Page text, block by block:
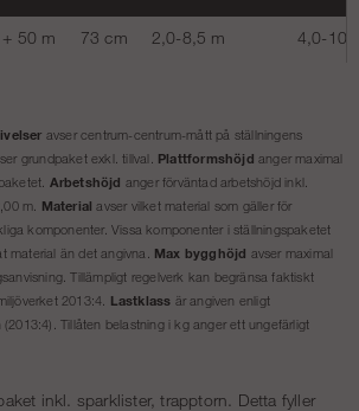
50 m 73 cm 2,0-8,5 m 4,0-
avser centrum-centrum-mått på ställningens
grundpaket exkl. tillval. Plattformshöjd anger maximal
Arbetshöjd anger förväntad arbetshöjd inkl.
m. Materialavser vilket material som gäller för
komponenter. Vissa komponenter i ställningspaketet
material än det angivna. Max bygghöjd avser maximal
Tillämpligt regelverk kan begränsa faktiskt
2013:4. Lastklass är angiven enligt
Tillåten belastning i kg anger ett ungefärligt
inkl. sparklister, trapptorn. Detta fyller